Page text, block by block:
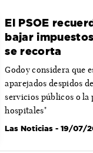
El PSOE
bajar
se recorta
Godoy considera que
aparejados despidos
servicios públicos o la
hospitales"
Las Noticias - 19/07/